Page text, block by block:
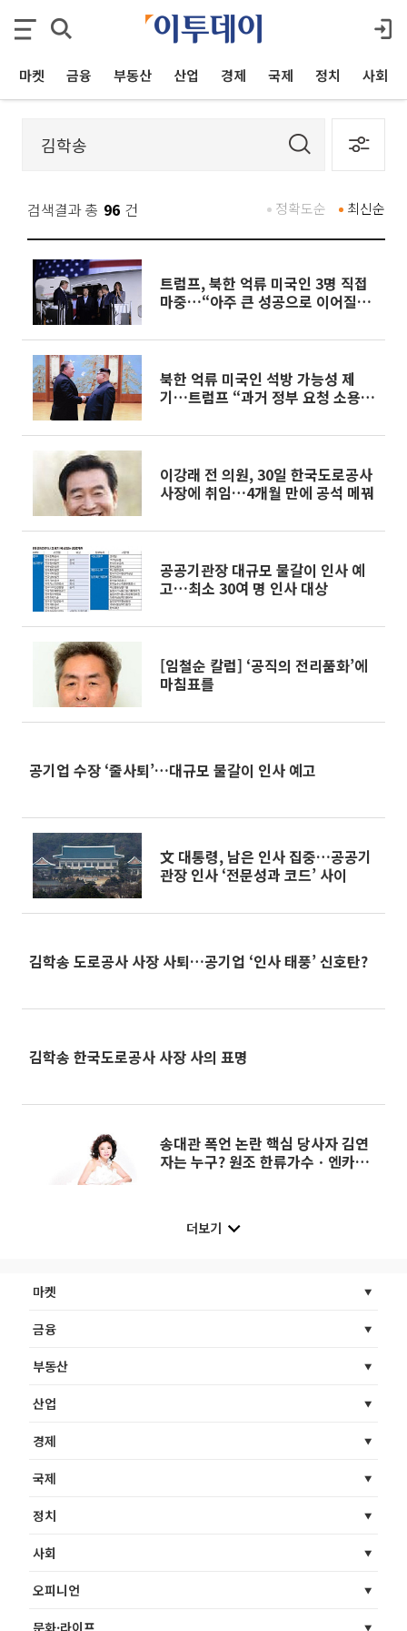
마켓 금융 부동산 산업 경제 국제 정치 사회
검색결과 총 96 건 최신순
정확도순
트럼프, 북한 억류 미국인 3명 직접
마중…“아주 큰 성공으로 이어질
북한 억류 미국인 석방 가능성 제
기…트럼프 “과거 정부 요청 소용없
이강래 전 의원, 30일 한국도로공사
사장에 취임…4개월 만에 공석 메꿔
공공기관장 대규모 물갈이 인사 예
고…최소 30여 명 인사 대상
[임철순 칼럼] ‘공직의 전리품화’에
마침표를
공기업 수장 ‘줄사퇴’…대규모 물갈이 인사 예고
文 대통령, 남은 인사 집중…공공기
관장 인사 ‘전문성과 코드’ 사이
김학송 도로공사 사장 사퇴…공기업 ‘인사 태풍’ 신호탄?
김학송 한국도로공사 사장 사의 표명
송대관 폭언 논란 핵심 당사자 김연
자는 누구? 원조 한류가수ㆍ엔카의
더보기
마켓
금융
부동산
산업
경제
국제
정치
사회
오피니언
문화·라이프